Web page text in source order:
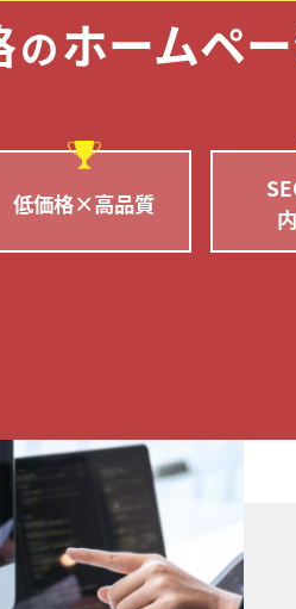
のホームペ
低価格×高品質